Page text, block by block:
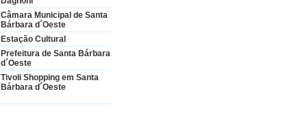
Câmara Municipal de Santa
Bárbara d´Oeste
Estação Cultural
Prefeitura de Santa Bárbara
d´Oeste
Tivoli Shopping em Santa
Bárbara d´Oeste